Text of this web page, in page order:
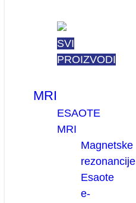
SVI
PROIZVODI
MRI
ESAOTE
MRI
Magnetske
rezonancije
Esaote
e-